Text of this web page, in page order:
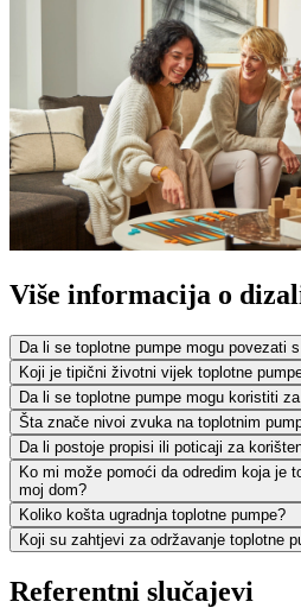
Više informacija o
Da li se toplotne pumpe mogu povezati
Koji je tipični životni vijek toplotne
Da li se toplotne pumpe mogu koristiti
Šta znače nivoi zvuka na toplotnim
Da li postoje propisi ili poticaji za
Ko mi može pomoći da odredim koja je
moj dom?
Koliko košta ugradnja toplotne pumpe?
Koji su zahtjevi za održavanje toplotne
Referentni slučajevi